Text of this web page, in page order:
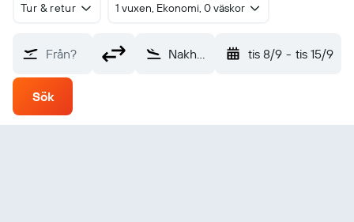
Tur & retur 1 vuxen, Ekonomi, 0 väskor
Från? Nakhon Phanom (KOP) tis 8/9 - tis 15/9
Sök